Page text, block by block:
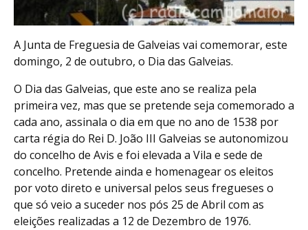
A Junta de Freguesia de Galveias vai comemorar, este
domingo, 2 de outubro, o Dia das Galveias.
O Dia das Galveias, que este ano se realiza pela
primeira vez, mas que se pretende seja comemorado a
cada ano, assinala o dia em que no ano de 1538 por
carta régia do Rei D. João III Galveias se autonomizou
do concelho de Avis e foi elevada a Vila e sede de
concelho. Pretende ainda e homenagear os eleitos
por voto direto e universal pelos seus fregueses o
que só veio a suceder nos pós 25 de Abril com as
eleições realizadas a 12 de Dezembro de 1976.